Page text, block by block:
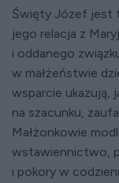
Święty Józef jest
jego relacja z
i oddanego
w małżeństwie
wsparcie ukazują,
na szacunku,
Małżonkowie
wstawiennictwo,
i pokory w